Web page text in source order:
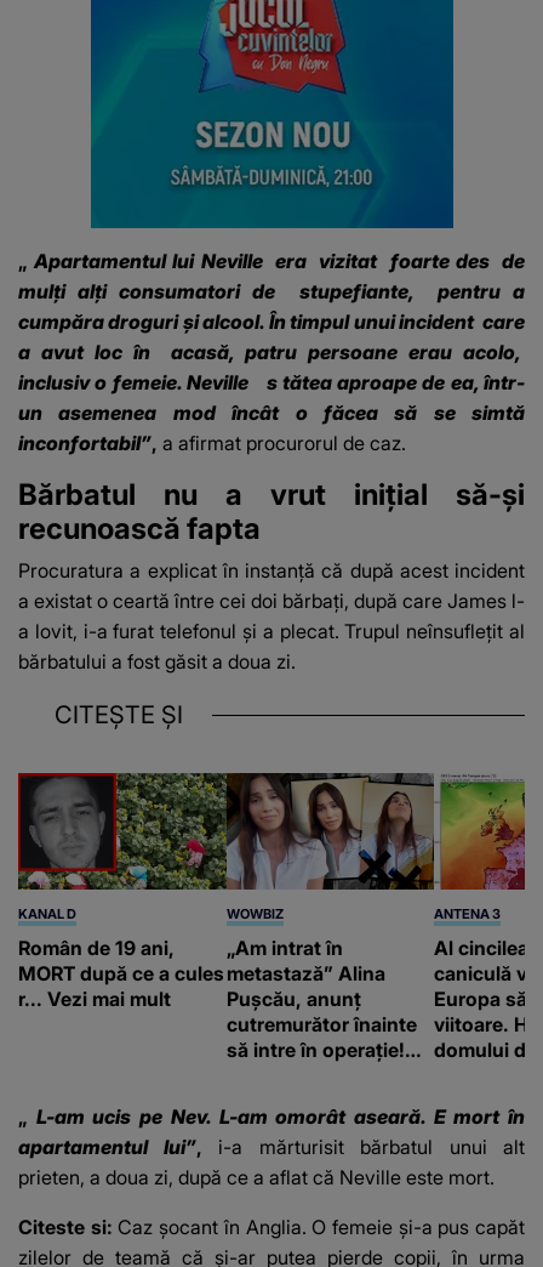
„Apartamentul lui Neville era vizitat foarte desde
mulți alți consumatori de stupefiante,
pentru a
cumpăra droguri și alcool. În timpul unui incident care
a avut loc înacasă, patru persoane erau acolo,
inclusiv o femeie. Neville
s tătea aproape de ea, într-
un asemenea mod încât o făcea să se simtă
inconfortabil”, a afirmat procurorul de caz.
Bărbatul nu a vrut inițial să-și
recunoască fapta
Procuratura a explicat în instanță că după acest incident
a existat o ceartă între cei doi bărbați, după care James l-
a lovit, i-a furat telefonul și a plecat. Trupul neînsuflețit al
bărbatului a fost găsit a doua zi.
CITEȘTE ȘI
KANAL D
Român de 19 ani,
MORT după ce a cules
r... Vezi mai mult
WOWBIZ
„Am intrat în
metastază” Alina
Pușcău, anunț
cutremurător înainte
să intre în operație!
fanilor
ANTENA 3
Al cincilea
caniculă
Europa
viitoare.
domului de
„ L-am ucis pe Nev. L-am omorât aseară. E mort în
apartamentul lui”, i-a mărturisit bărbatul unui alt
prieten, a doua zi, după ce a aflat că Neville este mort.
Citeste si: Caz șocant în Anglia. O femeie și-a pus capăt
zilelor de teamă că și-ar putea pierde copii, în urma